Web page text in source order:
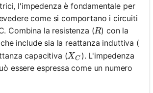
l'impedenza è fondamentale per
come si comportano i circuiti
Combina la resistenza (R
R) con la
include sia la reattanza induttiva (
capacitiva (X_C
XC ). L'impedenza
essere espressa come un numero